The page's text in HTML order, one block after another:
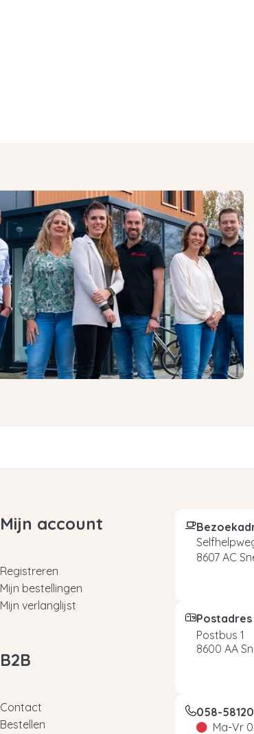
Mijn account
Registreren
Mijn bestellingen
Mijn verlanglijst
B2B
Contact
Bestellen
8607 AC
Postadres
Postbus 1
8600 AA
058-
Ma-Vr